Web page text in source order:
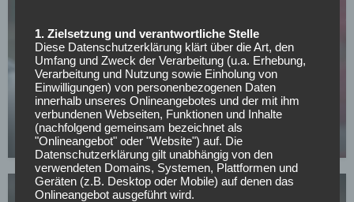
SONSTIGES
All or Nothing: Hearts & Schwolow greifen nach
der Krone
15.05.2026
1. Zielsetzung und verantwortliche Stelle
Diese Datenschutzerklärung klärt über die Art, den
Umfang und Zweck der Verarbeitung (u.a. Erhebung,
Verarbeitung und Nutzung sowie Einholung von
Einwilligungen) von personenbezogenen Daten
innerhalb unseres Onlineangebotes und der mit ihm
verbundenen Webseiten, Funktionen und Inhalte
(nachfolgend gemeinsam bezeichnet als
"Onlineangebot" oder "Website") auf. Die
Datenschutzerklärung gilt unabhängig von den
verwendeten Domains, Systemen, Plattformen und
Geräten (z.B. Desktop oder Mobile) auf denen das
Onlineangebot ausgeführt wird.